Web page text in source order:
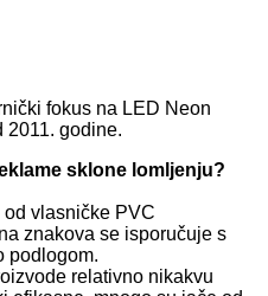
fokus na LED Neon
2011. godine.
sklone lomljenju?
vlasničke PVC
znakova se isporučuje s
podlogom.
relativno nikakvu